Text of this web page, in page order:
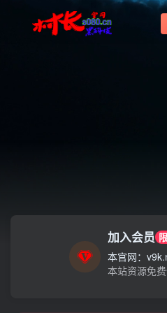
加入会员
本官网：
本站资源免
大家注意辨别盗版以免购买